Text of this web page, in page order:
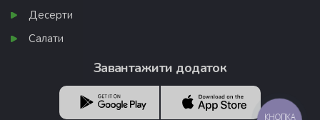
Десерти
Салати
Завантажити додаток
КНОПКА